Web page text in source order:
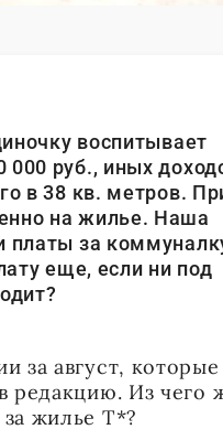
воспитывает
руб., иных
в 38 кв. метров.
на жилье. Наша
платы за
еще, если ни под
за август, которые
редакцию. Из чего
жилье Т*?